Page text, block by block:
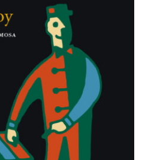
BUSCAR
LISTA DE LIBROS